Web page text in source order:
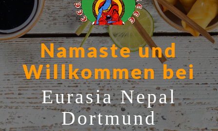
Namaste und
Willkommen bei
Eurasia Nepal
Dortmund